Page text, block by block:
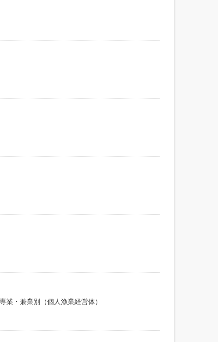
業・兼業別（個人漁業経営体）